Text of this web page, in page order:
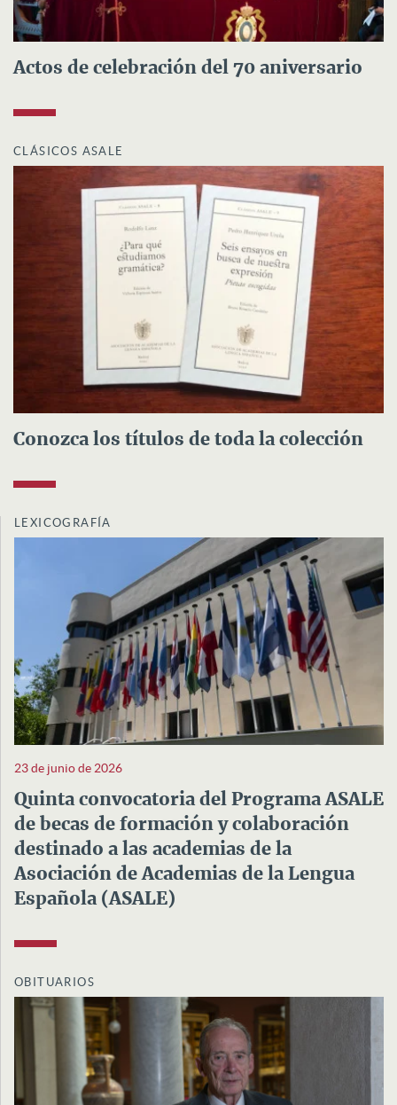
Actos de celebración del 70 aniversario
CLÁSICOS ASALE
Conozca los títulos de toda la colección
LEXICOGRAFÍA
23 de junio de 2026
Quinta convocatoria del Programa ASALE
de becas de formación y colaboración
destinado a las academias de la
Asociación de Academias de la Lengua
Española (ASALE)
OBITUARIOS